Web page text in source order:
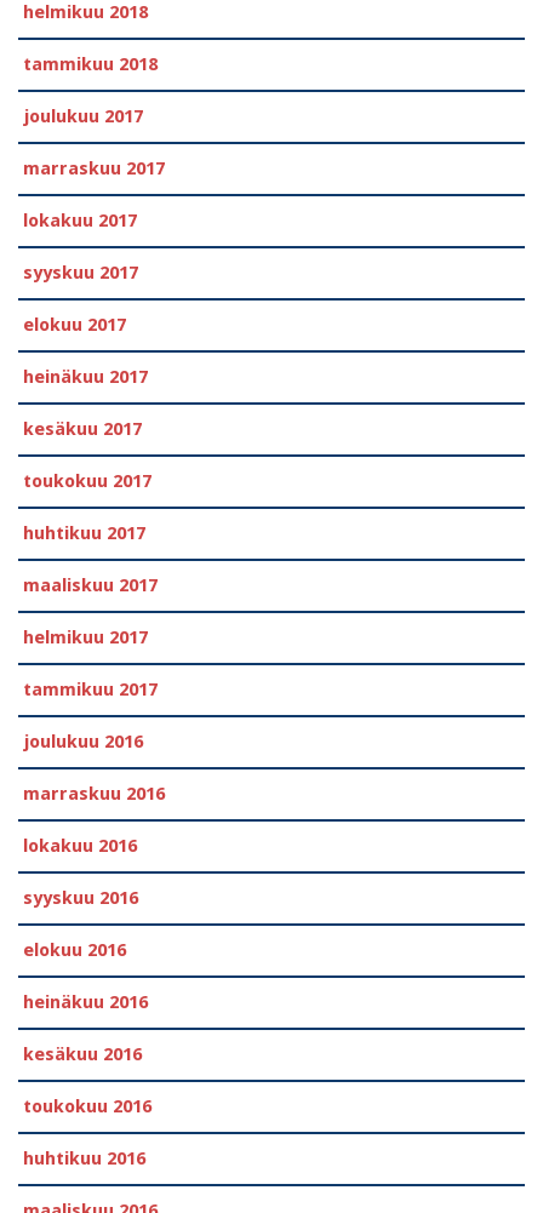
helmikuu 2018
tammikuu 2018
joulukuu 2017
marraskuu 2017
lokakuu 2017
syyskuu 2017
elokuu 2017
heinäkuu 2017
kesäkuu 2017
toukokuu 2017
huhtikuu 2017
maaliskuu 2017
helmikuu 2017
tammikuu 2017
joulukuu 2016
marraskuu 2016
lokakuu 2016
syyskuu 2016
elokuu 2016
heinäkuu 2016
kesäkuu 2016
toukokuu 2016
huhtikuu 2016